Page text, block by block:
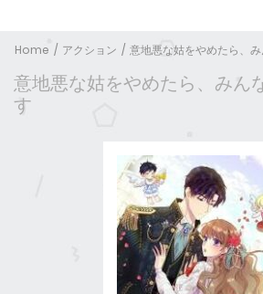
Home アクション 意地悪な姑をやめたら、
意地悪な姑をやめたら、みん
す